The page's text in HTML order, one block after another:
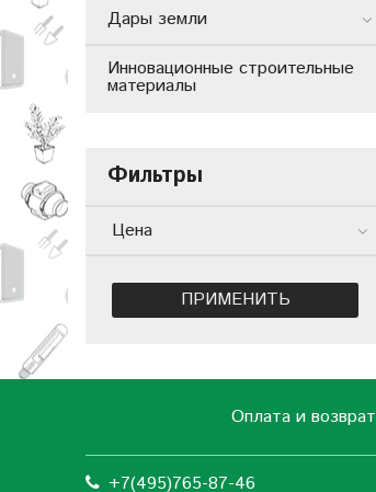
Дары земли
Инновационные строительные
материалы
Фильтры
Цена
ПРИМЕНИТЬ
Оплата и возврат
+7(495)765-87-46